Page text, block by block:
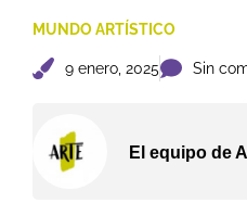
MUNDO ARTÍSTICO
9 enero, 2025 Sin
El equipo de